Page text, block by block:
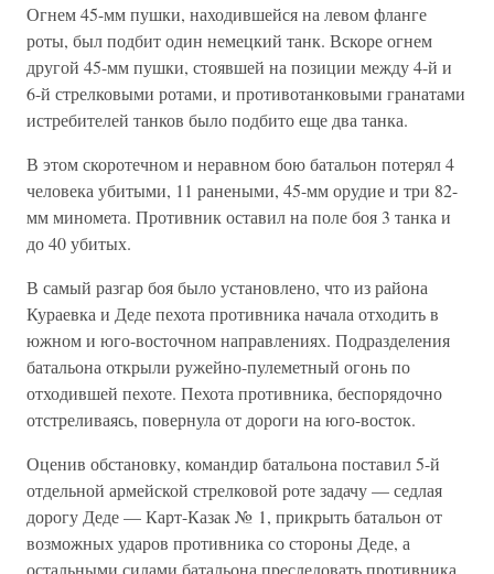
Огнем 45-мм пушки, находившейся на левом фланге
роты, был подбит один немецкий танк. Вскоре огнем
другой 45-мм пушки, стоявшей на позиции между 4-й и
6-й стрелковыми ротами, и противотанковыми гранатами
истребителей танков было подбито еще два танка.
В этом скоротечном и неравном бою батальон потерял 4
человека убитыми, 11 ранеными, 45-мм орудие и три 82-
мм миномета. Противник оставил на поле боя 3 танка и
до 40 убитых.
В самый разгар боя было установлено, что из района
Кураевка и Деде пехота противника начала отходить в
южном и юго-восточном направлениях. Подразделения
батальона открыли ружейно-пулеметный огонь по
отходившей пехоте. Пехота противника, беспорядочно
отстреливаясь, повернула от дороги на юго-восток.
Оценив обстановку, командир батальона поставил 5-й
отдельной армейской стрелковой роте задачу — седлая
дорогу Деде — Карт-Казак № 1, прикрыть батальон от
возможных ударов противника со стороны Деде, а
остальными силами батальона преследовать противника